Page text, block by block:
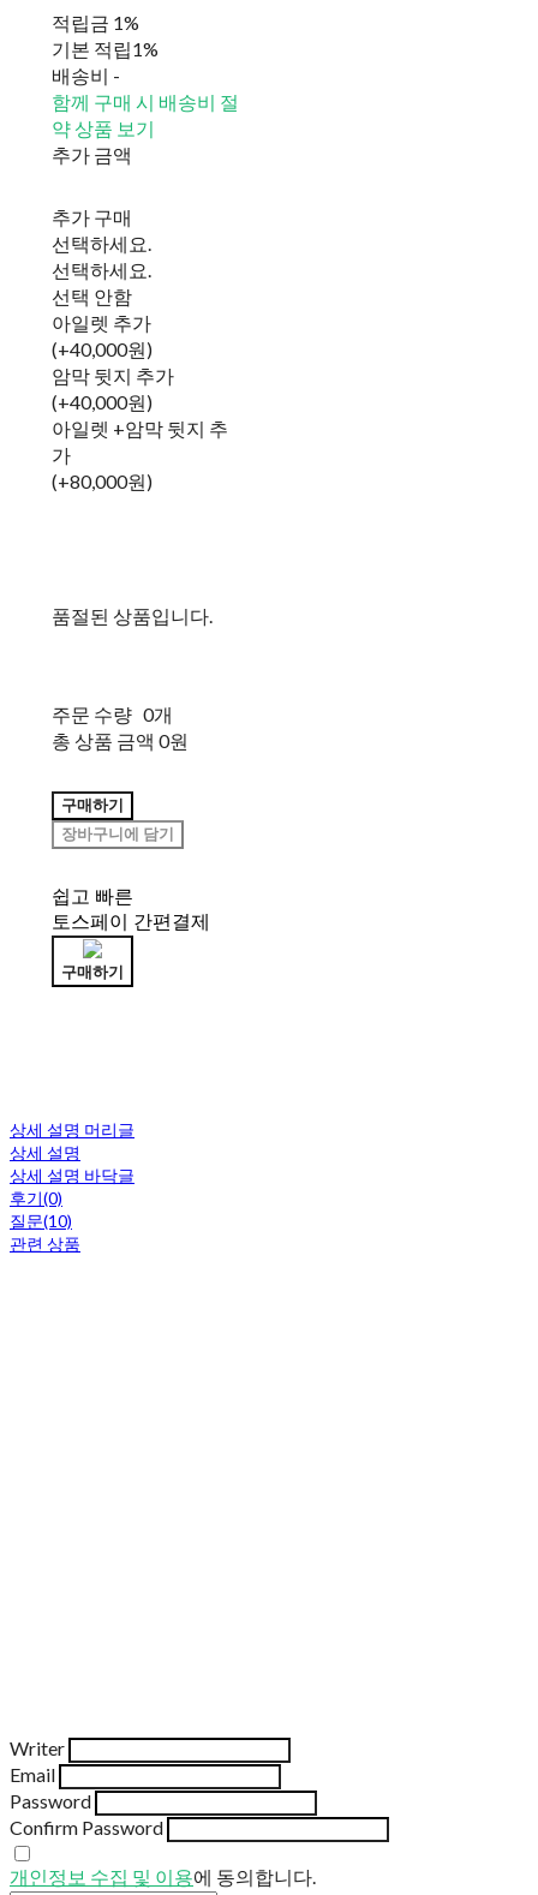
적립금 1%
기본 적립1%
배송비 -
함께 구매 시 배송비 절
약 상품 보기
추가 금액
추가 구매
선택하세요.
선택하세요.
선택 안함
아일렛 추가
(+40,000원)
암막 뒷지 추가
(+40,000원)
아일렛 +암막 뒷지 추
가
(+80,000원)
품절된 상품입니다.
주문 수량 0개
총 상품 금액 0원
구매하기
장바구니에 담기
쉽고 빠른
토스페이 간편결제
구매하기
상세 설명 머리글
상세 설명
상세 설명 바닥글
후기(0)
질문(10)
관련 상품
Writer
Email
Password
Confirm Password
개인정보 수집 및 이용에 동의합니다.